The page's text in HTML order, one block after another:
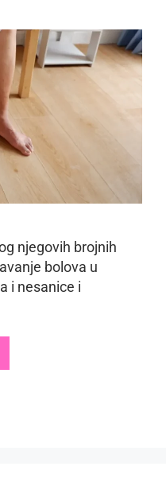
njegovih brojnih
bolova u
i nesanice i